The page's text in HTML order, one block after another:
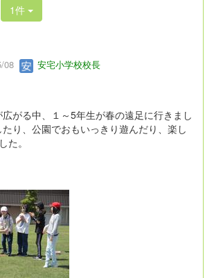
1件
08 安宅小学校校長
がる中、１～5年生が春の遠足に行きまし
り、公園でおもいっきり遊んだり、楽し
た。